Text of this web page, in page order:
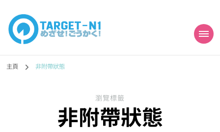
目標!!日本語能力試
N1合格
勉強コンテンツも追加予定!!】
主頁 非附帶狀態
瀏覽標籤
非附帶狀態